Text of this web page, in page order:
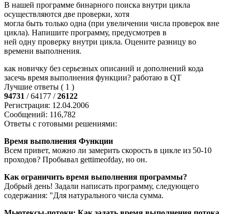
В нашей программе бинарного поиска внутри цикла
осуществляются две проверки, хотя
могла быть только одна (при увеличении числа проверок вне
цикла). Напишите программу, предусмотрев в
ней одну проверку внутри цикла. Оцените разницу во
времени выполнения.
как новичку без серьезных описаний и дополнений кода
засечь время выполнения функции? работаю в QT
Лучшие ответы ( 1 )
94731 / 64177 /26122
Регистрация: 12.04.2006
Сообщений: 116,782
Ответы с готовыми решениями:
Время выполнения Функции
Всем привет, можно ли замерить скорость в цикле из 50-10
проходов? Пробывал gettimeofday, но он.
Как ограничить время выполнения программы?
Добрый день! Задали написать программу, следующего
содержания: "Для натурального числа сумма.